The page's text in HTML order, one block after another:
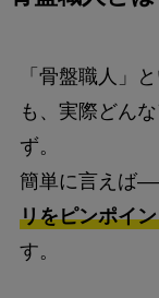
「骨盤職人」
も、実際どん
ず。
簡単に言えば
リをピンポイ
す。